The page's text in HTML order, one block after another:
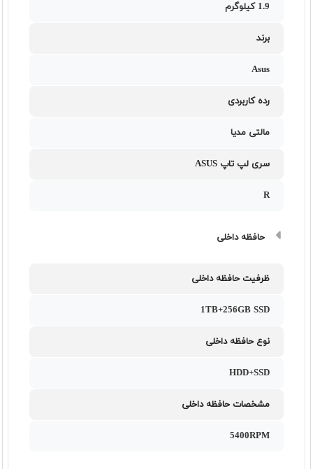
1.9 کیلوگرم
برند
Asus
رده کاربردی
مالتی مدیا
سری لپ تاپ ASUS
R
حافظه داخلی
ظرفیت حافظه داخلی
1TB+256GB SSD
نوع حافظه داخلی
HDD+SSD
مشخصات حافظه داخلی
5400RPM